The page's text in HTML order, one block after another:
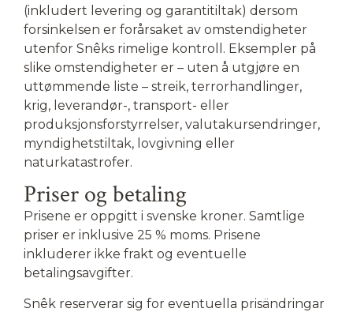
(inkludert levering og garantitiltak) dersom
forsinkelsen er forårsaket av omstendigheter
utenfor Snêks rimelige kontroll. Eksempler på
slike omstendigheter er – uten å utgjøre en
uttømmende liste – streik, terrorhandlinger,
krig, leverandør-, transport- eller
produksjonsforstyrrelser, valutakursendringer,
myndighetstiltak, lovgivning eller
naturkatastrofer.
Priser og betaling
Prisene er oppgitt i svenske kroner. Samtlige
priser er inklusive 25 % moms. Prisene
inkluderer ikke frakt og eventuelle
betalingsavgifter.
Snêk reserverar sig for eventuella prisändringar